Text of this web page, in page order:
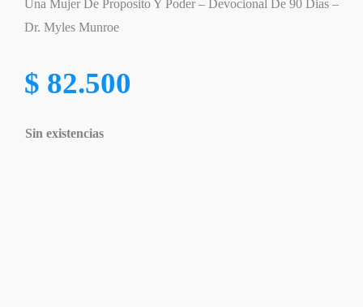
Una Mujer De Proposito Y Poder – Devocional De 90 Dias –
Dr. Myles Munroe
$ 82.500
Sin existencias